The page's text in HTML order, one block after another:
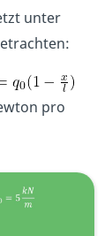
unter
pro